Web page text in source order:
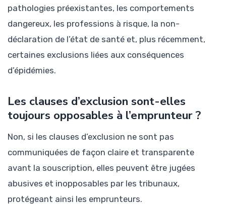
pathologies préexistantes, les comportements
dangereux, les professions à risque, la non-
déclaration de l’état de santé et, plus récemment,
certaines exclusions liées aux conséquences
d’épidémies.
Les clauses d’exclusion sont-elles
toujours opposables à l’emprunteur ?
Non, si les clauses d’exclusion ne sont pas
communiquées de façon claire et transparente
avant la souscription, elles peuvent être jugées
abusives et inopposables par les tribunaux,
protégeant ainsi les emprunteurs.